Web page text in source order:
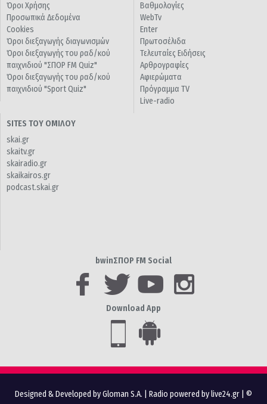
Όροι Χρήσης
Προσωπικά Δεδομένα
Cookies
Όροι διεξαγωγής διαγωνισμών
Όροι διεξαγωγής του ραδ/κού
παιχνιδιού "ΣΠΟΡ FM Quiz"
Όροι διεξαγωγής του ραδ/κού
παιχνιδιού "Sport Quiz"
Βαθμολογίες
WebTv
Enter
Πρωτοσέλιδα
Τελευταίες Ειδήσεις
Αρθρογραφίες
Αφιερώματα
Πρόγραμμα TV
Live-radio
SITES ΤΟΥ ΟΜΙΛΟΥ
skai.gr
skaitv.gr
skairadio.gr
skaikairos.gr
podcast.skai.gr
bwinΣΠΟΡ FM Social
Download App
Designed & Developed by Gloman S.A. Radio powered by live24.gr | ©